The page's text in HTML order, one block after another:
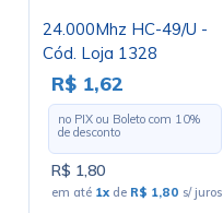
24.000Mhz HC-49/U -
Cód. Loja 1328
R$ 1,62
no PIX ou Boleto com 10%
de desconto
R$ 1,80
em até 1x de R$ 1,80 s/ juros